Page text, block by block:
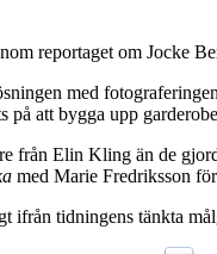
reportaget om Jocke
med
på att bygga upp
från Elin Kling än de
med Marie Fredriksson
ifrån tidningens tänkta